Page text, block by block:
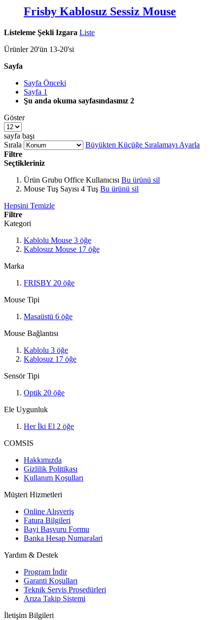
Frisby Kablosuz Sessiz Mouse
Listeleme Şekli Izgara Liste
Ürünler 20'ün 13-20'si
Sayfa
Sayfa Önceki
Sayfa 1
Şu anda okuma sayfasındasınız 2
Göster
sayfa başı
Sırala
Büyükten Küçüğe Sıralamayı Ayarla
Filtre
Seçtikleriniz
Ürün Grubu Office Kullanıcısı Bu ürünü sil
Mouse Tuş Sayısı 4 Tuş Bu ürünü sil
Hepsini Temizle
Filtre
Kategori
Kablolu Mouse 3 öğe
Kablosuz Mouse 17 öğe
Marka
FRISBY 20 öğe
Mouse Tipi
Masaüstü 6 öğe
Mouse Bağlantısı
Kablolu 3 öğe
Kablosuz 17 öğe
Sensör Tipi
Optik 20 öğe
Ele Uygunluk
Her İki El 2 öğe
COMSIS
Hakkımızda
Gizlilik Politikası
Kullanım Koşulları
Müşteri Hizmetleri
Online Alışveriş
Fatura Bilgileri
Bayi Başvuru Formu
Banka Hesap Numaralari
Yardım & Destek
Program İndir
Garanti Koşulları
Teknik Servis Prosedürleri
Arıza Takip Sistemi
İletişim Bilgileri